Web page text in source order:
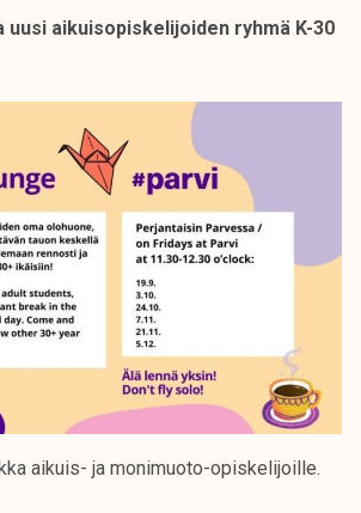
uusi aikuisopiskelijoiden ryhmä K-30
aikuis- ja monimuoto-opiskelijoille.